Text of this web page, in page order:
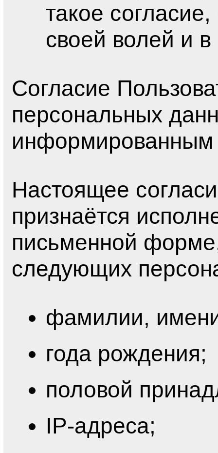
такое
своей волей и
Согласие
персональных
информированным
Настоящее
признаётся
письменной
следующих
фамилии,
года рождения;
половой
IP-адреса;